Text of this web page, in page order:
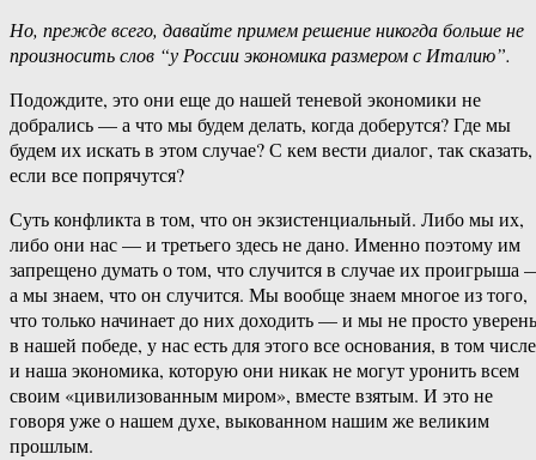
Но, прежде всего, давайте примем решение никогда больше не
произносить слов “у России экономика размером с Италию”.
Подождите, это они еще до нашей теневой экономики не
добрались — а что мы будем делать, когда доберутся? Где мы
будем их искать в этом случае? С кем вести диалог, так сказать,
если все попрячутся?
Суть конфликта в том, что он экзистенциальный. Либо мы их,
либо они нас — и третьего здесь не дано. Именно поэтому им
запрещено думать о том, что случится в случае их проигрыша
а мы знаем, что он случится. Мы вообще знаем многое из того,
что только начинает до них доходить — и мы не просто
в нашей победе, у нас есть для этого все основания, в том числе
и наша экономика, которую они никак не могут уронить всем
своим «цивилизованным миром», вместе взятым. И это не
говоря уже о нашем духе, выкованном нашим же великим
прошлым.